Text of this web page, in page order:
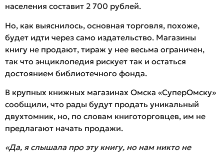
населения составит 2 700 рублей.
Но, как выяснилось, основная торговля, похоже,
будет идти через само издательство. Магазины
книгу не продают, тираж у нее весьма ограничен,
так что энциклопедия рискует так и остаться
достоянием библиотечного фонда.
В крупных книжных магазинах Омска «СуперОмску»
сообщили, что рады будут продать уникальный
двухтомник, но, по словам книготорговцев, им не
предлагают начать продажи.
«Да, я слышала про эту книгу, но нам никто не